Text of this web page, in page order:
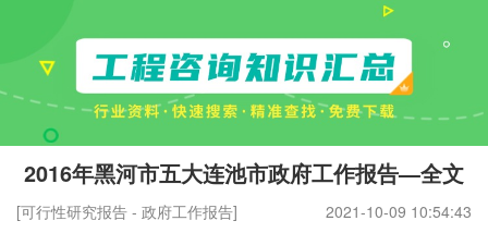
2016年黑河市五大连池市政府工作报告—全文
[可行性研究报告 - 政府工作报告] 2021-10-09 10:54:43